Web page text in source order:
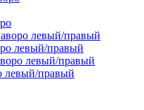
левый/правый
левый/правый
левый/правый
левый/правый